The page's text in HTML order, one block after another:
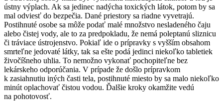
ústny výplach. Ak sa jedinec nadýcha toxických látok, potom by sa
mal odviesť do bezpečia. Dané priestory sa riadne vyvetrajú.
Postihnuté osobe sa môže podať malé množstvo nesladeného čaju
alebo čistej vody, ale to za predpokladu, že nemá poleptanú sliznicu
či tráviace ústrojenstvo. Pokiaľ ide o prípravky s vyšším obsahom
smrteľne jedovaté látky, tak sa ešte podá jedinci niekoľko tabletiek
živočíšneho uhlia. To nemožno vykonať pochopiteľne bez
lekárskeho odporúčania. V prípade že došlo prípravkom
k zasiahnutiu iných časti tela, postihnuté miesto by sa malo niekoľko
minút oplachovať čistou vodou. Ďalšie kroky okamžite vedú
na pohotovosť.